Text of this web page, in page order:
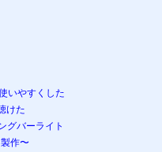
いやすくした
けた
グバーライト
作〜